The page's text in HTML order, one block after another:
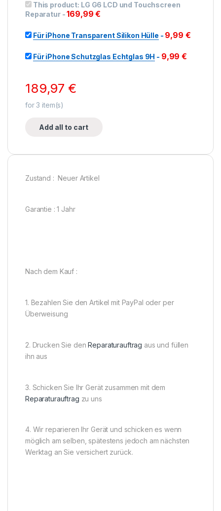
This product: LG G6 LCD und Touchscreen
Reparatur-169,99€
Für iPhone Transparent Silikon Hülle - 9,99 €
Für iPhone Schutzglas Echtglas 9H - 9,99€
189,97€
for3 item(s)
Add all to cart
Zustand : Neuer Artikel
Garantie : 1 Jahr
Nach dem Kauf :
1. Bezahlen Sie den Artikel mit PayPal oder per
Überweisung
2. Drucken Sie denReparaturauftrag aus und füllen
ihn aus
3. Schicken Sie Ihr Gerät zusammen mit dem
Reparaturauftrag zu uns
4. Wir reparieren Ihr Gerät und schicken es wenn
möglich am selben, spätestens jedoch am nächsten
Werktag an Sie versichert zurück.